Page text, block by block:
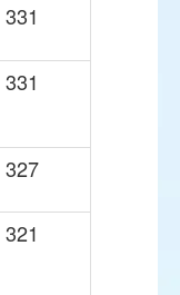
331
331
327
321